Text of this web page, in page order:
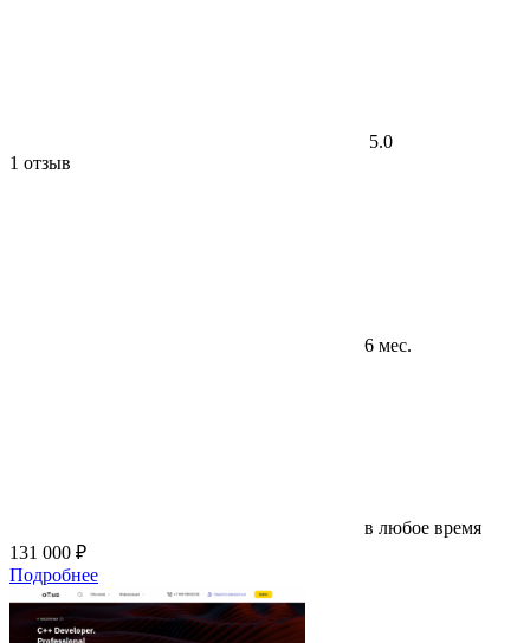
5.0
1 отзыв
6 мес.
в любое время
131 000 ₽
Подробнее